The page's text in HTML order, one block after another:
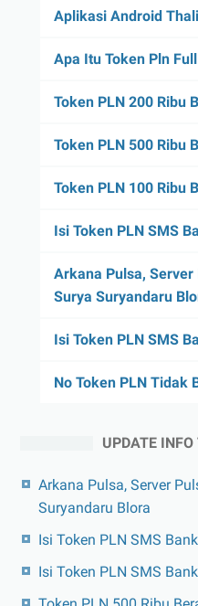
Aplikasi Android
Apa Itu Token Pln
Token PLN 200 Ribu
Token PLN 500 Ribu
Token PLN 100 Ribu
Isi Token PLN SMS
Arkana Pulsa, Server
Surya Suryandaru
Isi Token PLN SMS
No Token PLN Tidak
UPDATE
Arkana Pulsa, Server
Suryandaru Blora
Isi Token PLN SMS
Isi Token PLN SMS